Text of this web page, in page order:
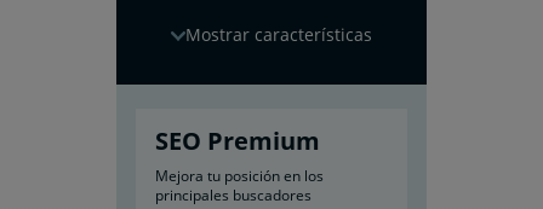
características
SEO Premium
Mejora tu posición en los
principales buscadores